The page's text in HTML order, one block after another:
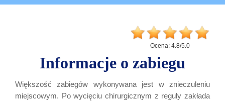
Ocena: 4.8/5.0
Informacje o zabiegu
Większość zabiegów wykonywana jest w znieczuleniu
miejscowym. Po wycięciu chirurgicznym z reguły zakłada